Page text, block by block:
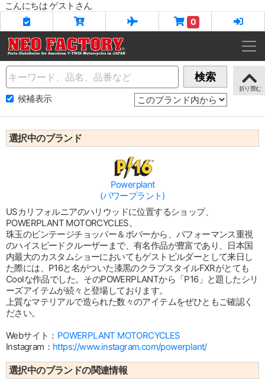
こんにちは ゲストさん
0
Name 検索
候補表示
選択中のブランド
Powerplant
(パワープラント)
USカリフォルニアのハリウッドに位置するショップ、
POWERPLANT MOTORCYCLES。
珠玉のビンテージチョッパー＆ボバーから、パフォーマンス重視
のハイスピードクルーザーまで、有名作品が豊富であり、日本国
内最大のカスタムショーにおいてもゲストビルダーとして来日し
た際には、P16と名がついた漆黒のクラブスタイルFXRがとても
Coolな作品でした。そのPOWERPLANTから「P16」と題したシリ
ーズアイテムが続々と登場しております。
上質なマテリアルで造られた数々のアイテムをぜひともご確認く
ださい。
Webサイト： POWERPLANT MOTORCYCLES
Instagram： https://www.instagram.com/powerplant/
選択中のブランドの関連情報